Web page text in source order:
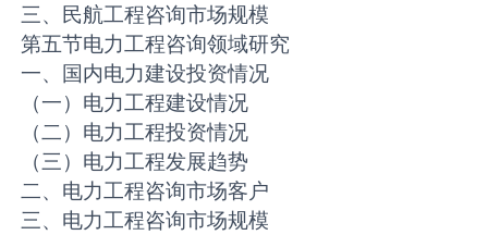
三、民航工程咨询市场规模
第五节电力工程咨询领域研究
一、国内电力建设投资情况
（一）电力工程建设情况
（二）电力工程投资情况
（三）电力工程发展趋势
二、电力工程咨询市场客户
三、电力工程咨询市场规模